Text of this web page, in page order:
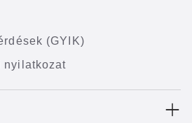
(GYIK)
nyilatkozat